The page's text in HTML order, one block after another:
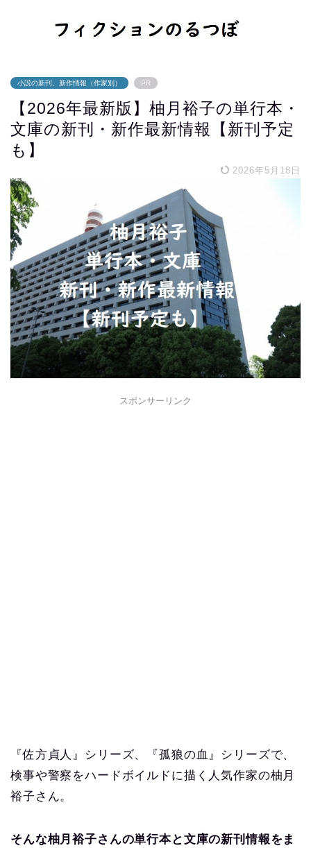
小説の新刊、新作情報（作家別） PR
【2026年最新版】柚月裕子の単行本・
文庫の新刊・新作最新情報【新刊予定
も】
2026年5月18日
スポンサーリンク
『佐方貞人』シリーズ、『孤狼の血』シリーズで、
検事や警察をハードボイルドに描く人気作家の柚月
裕子さん。
そんな柚月裕子さんの単行本と文庫の新刊情報をま